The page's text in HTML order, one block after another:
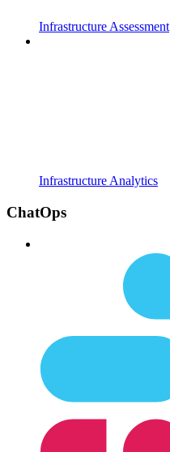
Infrastructure Assessment
Infrastructure Analytics
ChatOps